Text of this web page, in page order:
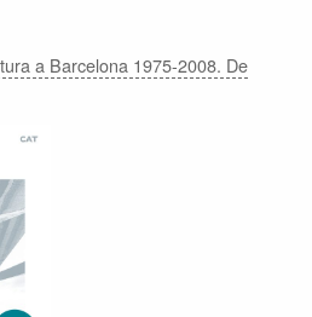
a Barcelona 1975-2008. De